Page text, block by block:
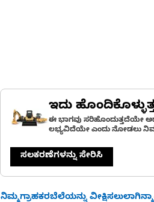
ಇದು
ಈ ಭಾಗವು ಸರಿಹೊಂದುತ್ತದೆಯೇ
ಲಭ್ಯವಿದೆಯೇ ಎಂದು ನೋಡಲು
ಸಲಕರಣೆಗಳನ್ನು ಸೇರಿಸಿ
ನಿಮ್ಮಗ್ರಾಹಕರಬೆಲೆಯನ್ನು